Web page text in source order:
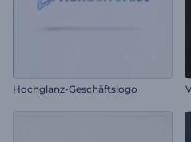
Hochglanz-Geschäftslogo